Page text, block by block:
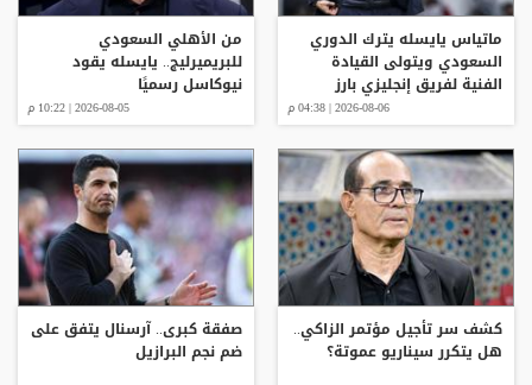
ماتياس يايسله يترك الدوري
السعودي ويتولى القيادة
الفنية لفريق إنجليزي بارز
2026-08-06 | 04:38 م
من الأهلي السعودي
للبريميرليج.. يايسله يقود
نيوكاسل رسميًا
2026-08-05 | 10:22 م
كشف سر تأجيل مؤتمر الزاكي..
هل يتكرر سيناريو عموتة؟
صفقة كبرى.. آرسنال يتفق على
ضم نجم البرازيل